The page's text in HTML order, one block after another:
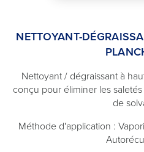
NETTOYANT-
Nettoyant / dégraissant à
conçu pour éliminer les
de
Méthode d'application :